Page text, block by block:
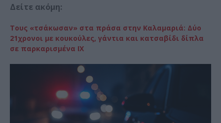
Δείτε ακόμη:
Τους «τσάκωσαν» στα πράσα στην Καλαμαριά: Δύο
21χρονοι με κουκούλες, γάντια και κατσαβίδι δίπλα
σε παρκαρισμένα ΙΧ